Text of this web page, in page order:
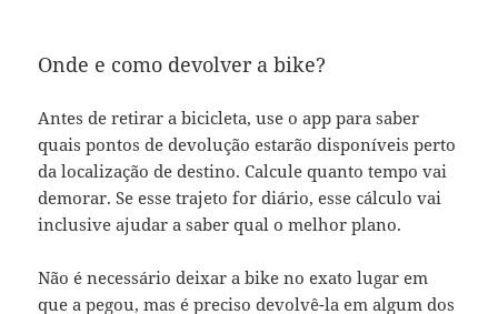
Onde e como devolver a bike?
Antes de retirar a bicicleta, use o app para saber
quais pontos de devolução estarão disponíveis perto
da localização de destino. Calcule quanto tempo vai
demorar. Se esse trajeto for diário, esse cálculo vai
inclusive ajudar a saber qual o melhor plano.
Não é necessário deixar a bike no exato lugar em
que a pegou, mas é preciso devolvê-la em algum dos